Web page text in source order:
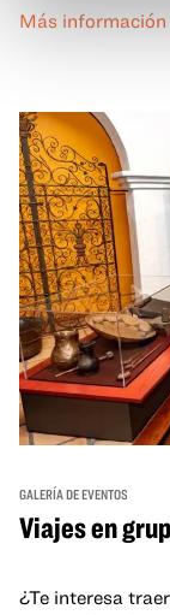
a un precio
Más información
GALERÍA DE EVENTOS
Viajes en
¿Te interesa